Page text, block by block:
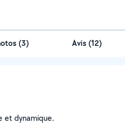
(3) Avis (12)
et dynamique.